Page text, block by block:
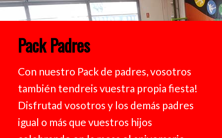
Pack Padres
Con nuestro Pack de padres, vosotros
también tendreis vuestra propia fiesta!
Disfrutad vosotros y los demás padres
igual o más que vuestros hijos